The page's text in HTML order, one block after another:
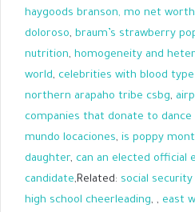
haygoods branson, mo net worth
doloroso, braum’s strawberry
nutrition, homogeneity and
world, celebrities with blood
northern arapaho tribe csbg,
companies that donate to dance
mundo locaciones, is poppy
daughter, can an elected official
candidate,Related: social
high school cheerleading, , east